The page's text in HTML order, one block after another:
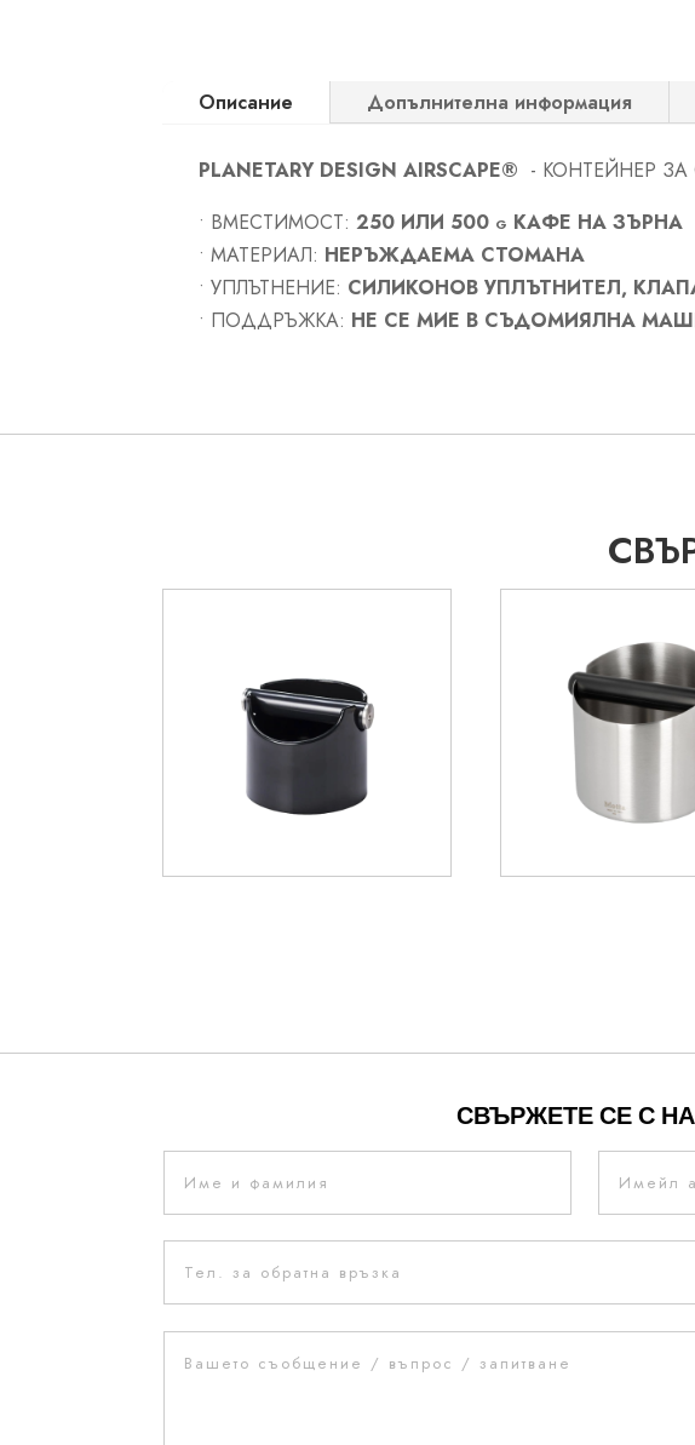
Описание Допълнителна информация
PLANETARY DESIGN AIRSCAPE® - КОНТЕЙНЕР
• ВМЕСТИМОСТ:250 ИЛИ 500 g КАФЕ НА ЗЪРНА
• МАТЕРИАЛ: НЕРЪЖДАЕМА СТОМАНА
• УПЛЪТНЕНИЕ: СИЛИКОНОВ УПЛЪТНИТЕЛ,
• ПОДДРЪЖКА: НЕ СЕ МИЕ В СЪДОМИЯЛНА
€
СВЪРЖЕТЕ СЕ С